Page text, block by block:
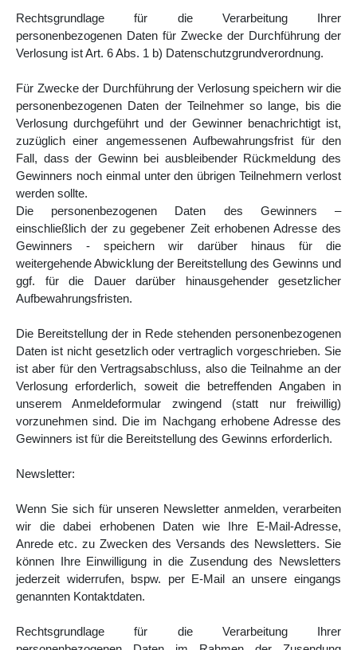
Rechtsgrundlage für die Verarbeitung Ihrer
personenbezogenen Daten für Zwecke der Durchführung der
Verlosung ist Art. 6 Abs. 1 b) Datenschutzgrundverordnung.
Für Zwecke der Durchführung der Verlosung speichern wir die
personenbezogenen Daten der Teilnehmer so lange, bis die
Verlosung durchgeführt und der Gewinner benachrichtigt ist,
zuzüglich einer angemessenen Aufbewahrungsfrist für den
Fall, dass der Gewinn bei ausbleibender Rückmeldung des
Gewinners noch einmal unter den übrigen Teilnehmern verlost
werden sollte.
Die personenbezogenen Daten des Gewinners –
einschließlich der zu gegebener Zeit erhobenen Adresse des
Gewinners - speichern wir darüber hinaus für die
weitergehende Abwicklung der Bereitstellung des Gewinns und
ggf. für die Dauer darüber hinausgehender gesetzlicher
Aufbewahrungsfristen.
Die Bereitstellung der in Rede stehenden personenbezogenen
Daten ist nicht gesetzlich oder vertraglich vorgeschrieben. Sie
ist aber für den Vertragsabschluss, also die Teilnahme an der
Verlosung erforderlich, soweit die betreffenden Angaben in
unserem Anmeldeformular zwingend (statt nur freiwillig)
vorzunehmen sind. Die im Nachgang erhobene Adresse des
Gewinners ist für die Bereitstellung des Gewinns erforderlich.
Newsletter:
Wenn Sie sich für unseren Newsletter anmelden, verarbeiten
wir die dabei erhobenen Daten wie Ihre E-Mail-Adresse,
Anrede etc. zu Zwecken des Versands des Newsletters. Sie
können Ihre Einwilligung in die Zusendung des Newsletters
jederzeit widerrufen, bspw. per E-Mail an unsere eingangs
genannten Kontaktdaten.
Rechtsgrundlage für die Verarbeitung Ihrer